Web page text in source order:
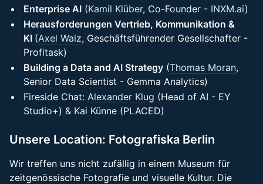
Enterprise AI (Kamil Klüber, Co-Founder - INXM.ai)
Herausforderungen Vertrieb, Kommunikation &
KI (Axel Walz, Geschäftsführender Gesellschafter -
Profitask)
Building a Data and AI Strategy (Thomas Moran,
Senior Data Scientist - Gemma Analytics)
Fireside Chat: Alexander Klug (Head of AI - EY
Studio+) & Kai Künne (PLACED)
Unsere Location: Fotografiska Berlin
Wir treffen uns nicht zufällig in einem Museum für
zeitgenössische Fotografie und visuelle Kultur. Die